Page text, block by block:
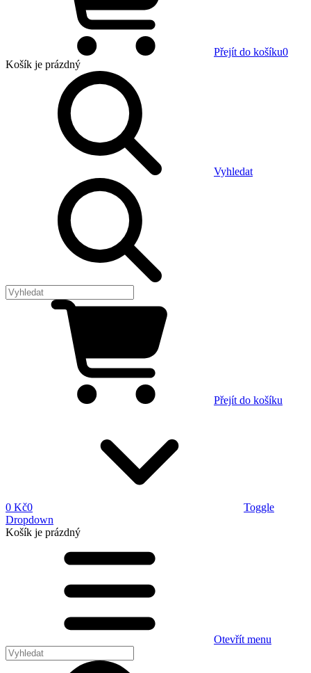
Přejít do košíku0
Košík je prázdný
Vyhledat
Přejít do košíku
0 Kč0
Toggle
Dropdown
Košík je prázdný
Otevřít menu